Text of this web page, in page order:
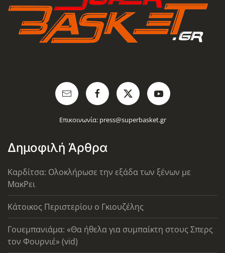
Επικοινωνία: press@superbasket.gr
Δημοφιλή Άρθρα
Καρδίτσα: Ολοκλήρωσε την εξάδα των ξένων με
ΜακΡει
Κάτοικος Περιστερίου ο Γκιουζέλης
Γουεμπανιάμα: «Θα ήθελα για συμπαίκτη στους Σπερς
τον Φουρνιέ» (vid)